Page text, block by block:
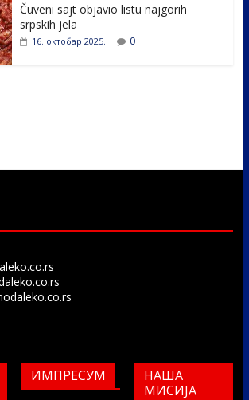
Čuveni sajt objavio listu najgorih
srpskih jela
16. октобар 2025. 0
ИМПРЕСУМ
НАША
МИСИЈА